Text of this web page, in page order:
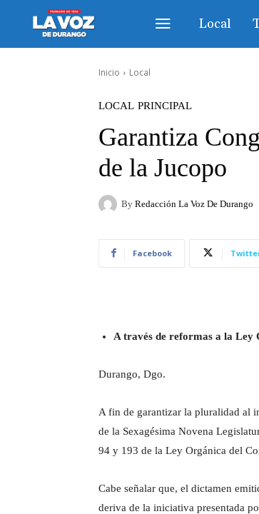
Local
Inicio Local
LOCAL PRINCIPAL
Garantiza
de la Jucopo
By Redacción La Voz De Durango
Facebook
A través de reformas a la Ley
Durango, Dgo.
A fin de garantizar la pluralidad al
de la Sexagésima Novena
94 y 193 de la Ley Orgánica del
Cabe señalar que, el dictamen
deriva de la iniciativa presentada